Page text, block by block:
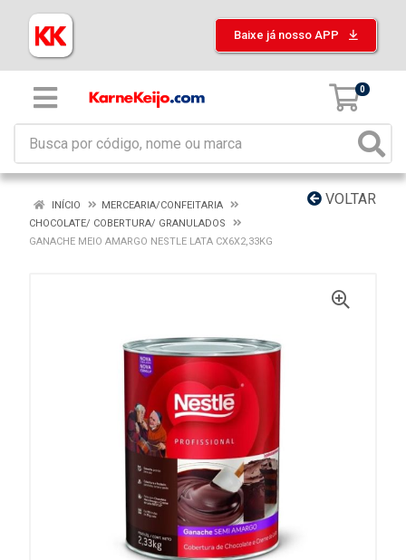
Baixe já nosso APP
0
VOLTAR
INÍCIO
MERCEARIA/CONFEITARIA
CHOCOLATE/ COBERTURA/ GRANULADOS
GANACHE MEIO AMARGO NESTLE LATA CX6X2,33KG